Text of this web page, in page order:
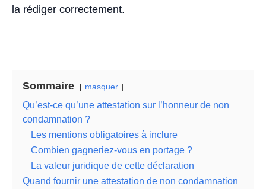
la rédiger correctement.
Sommaire masquer
Qu’est-ce qu’une attestation sur l’honneur de non
condamnation ?
Les mentions obligatoires à inclure
Combien gagneriez-vous en portage ?
La valeur juridique de cette déclaration
Quand fournir une attestation de non condamnation